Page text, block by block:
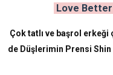
Love
Çok tatlı ve başrol
de Düşlerimin Prensi